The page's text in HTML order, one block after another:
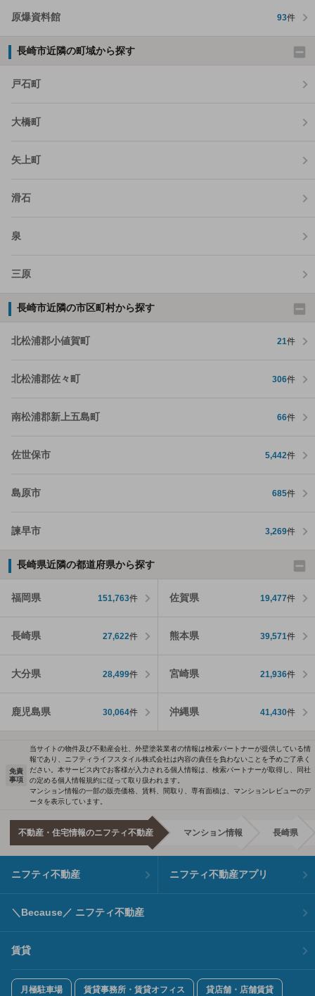
原爆資料館 93件
長崎市近隣の町域から探す
戸石町
大橋町
矢上町
滑石
泉
三原
長崎市近隣の市区町村から探す
北松浦郡小値賀町 21件
北松浦郡佐々町 306件
南松浦郡新上五島町 66件
佐世保市 5,442件
島原市 685件
諫早市 3,269件
長崎県近隣の都道府県から探す
福岡県 151,763件 佐賀県 19,477件
長崎県 27,622件 熊本県 39,571件
大分県 28,499件 宮崎県 21,936件
鹿児島県 30,064件 沖縄県 41,430件
免責
事項
当サイトの物件及び不動産会社、外壁塗装業者の情報は検索パートナーが提供している情
報であり、ニフティライフスタイル株式会社は内容の責任を負わないことを予めご了承く
ださい。本サービス内でお客様が入力される個人情報は、検索パートナーが取得し、同社
の定める個人情報規約に従って取り扱われます。
マンション情報の一部の販売価格、賃料、間取り、専有面積は、マンションレビューのデ
ータを表示しています。
不動産・住宅情報のニフティ不動産 マンション情報 長崎県
ニフティ不動産 ニフティ不動産アプリ
＼Because／ ニフティ不動産
賃貸
月極駐車場 賃貸事務所・賃貸オフィス 貸店舗・店舗賃貸